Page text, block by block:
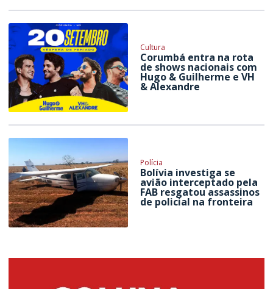
Cultura
Corumbá entra na rota
de shows nacionais com
Hugo & Guilherme e VH
& Alexandre
Polícia
Bolívia investiga se
avião interceptado pela
FAB resgatou assassinos
de policial na fronteira